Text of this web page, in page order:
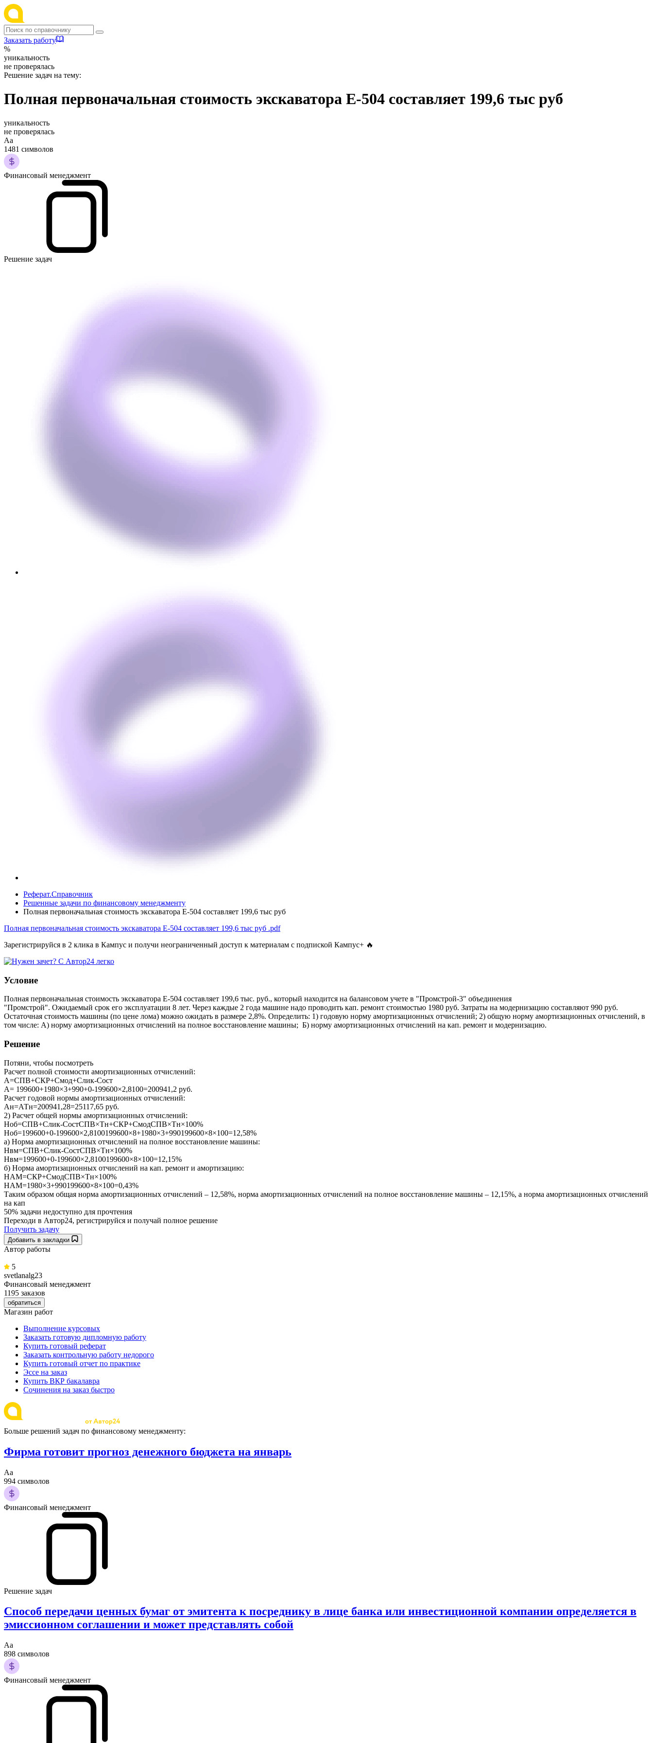
Заказать работу
%
уникальность
не проверялась
Решение задач на тему:
Полная первоначальная стоимость экскаватора Е-504 составляет 199,6 тыс руб
уникальность
не проверялась
Аа
1481 символов
Финансовый менеджмент
Решение задач
Реферат.Справочник
Решенные задачи по финансовому менеджменту
Полная первоначальная стоимость экскаватора Е-504 составляет 199,6 тыс руб
Полная первоначальная стоимость экскаватора Е-504 составляет 199,6 тыс руб .pdf
Зарегистрируйся в 2 клика в Кампус и получи неограниченный доступ к материалам с подпиской Кампус+ 🔥
Условие
Полная первоначальная стоимость экскаватора Е-504 составляет 199,6 тыс. руб., который находится на балансовом учете в "Промстрой-3" объединения
"Промстрой". Ожидаемый срок его эксплуатации 8 лет. Через каждые 2 года машине надо проводить кап. ремонт стоимостью 1980 руб. Затраты на модернизацию составляют 990 руб.
Остаточная стоимость машины (по цене лома) можно ожидать в размере 2,8%. Определить: 1) годовую норму амортизационных отчислений; 2) общую норму амортизационных отчислений, в
том числе: А) норму амортизационных отчислений на полное восстановление машины; Б) норму амортизационных отчислений на кап. ремонт и модернизацию.
Решение
Потяни, чтобы посмотреть
Расчет полной стоимости амортизационных отчислений:
А=СПВ+СКР+Смод+Слик-Сост
А= 199600+1980×3+990+0-199600×2,8100=200941,2 руб.
Расчет годовой нормы амортизационных отчислений:
Ан=АТн=200941,28=25117,65 руб.
2) Расчет общей нормы амортизационных отчислений:
Ноб=СПВ+Слик-СостСПВ×Тн+СКР+СмодСПВ×Тн×100%
Ноб=199600+0-199600×2,8100199600×8+1980×3+990199600×8×100=12,58%
а) Норма амортизационных отчислений на полное восстановление машины:
Нвм=СПВ+Слик-СостСПВ×Тн×100%
Нвм=199600+0-199600×2,8100199600×8×100=12,15%
б) Норма амортизационных отчислений на кап. ремонт и амортизацию:
НАМ=СКР+СмодСПВ×Тн×100%
НАМ=1980×3+990199600×8×100=0,43%
Таким образом общая норма амортизационных отчислений – 12,58%, норма амортизационных отчислений на полное восстановление машины – 12,15%, а норма амортизационных отчислений
на кап
50% задачи недоступно для прочтения
Переходи в Автор24, регистрируйся и получай полное решение
Получить задачу
Добавить в закладки
Автор работы
5
svetlanalg23
Финансовый менеджмент
1195 заказов
обратиться
Магазин работ
Выполнение курсовых
Заказать готовую дипломную работу
Купить готовый реферат
Заказать контрольную работу недорого
Купить готовый отчет по практике
Эссе на заказ
Купить ВКР бакалавра
Сочинения на заказ быстро
Больше решений задач по финансовому менеджменту:
Фирма готовит прогноз денежного бюджета на январь
Аа
994 символов
Финансовый менеджмент
Решение задач
Способ передачи ценных бумаг от эмитента к посреднику в лице банка или инвестиционной компании определяется в
эмиссионном соглашении и может представлять собой
Аа
898 символов
Финансовый менеджмент